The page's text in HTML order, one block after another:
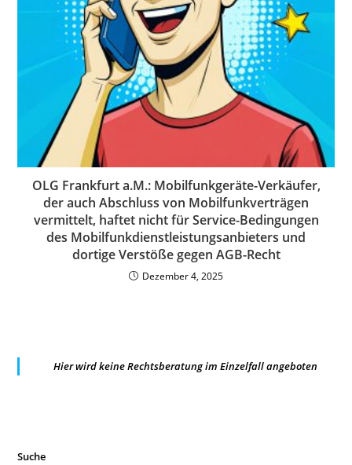
OLG Frankfurt a.M.: Mobilfunkgeräte-Verkäufer,
der auch Abschluss von Mobilfunkverträgen
vermittelt, haftet nicht für Service-Bedingungen
des Mobilfunkdienstleistungsanbieters und
dortige Verstöße gegen AGB-Recht
Dezember 4, 2025
Hier wird keine Rechtsberatung im Einzelfall angeboten
Suche